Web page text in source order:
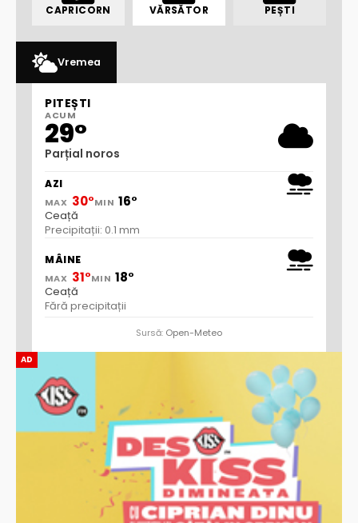
AD
CAPRICORN VĂRSĂTOR PEȘTI
Vremea
PITEȘTI
ACUM
29°
Parțial noros
AZI
MAX 30°MIN 16°
Ceață
Precipitații: 0.1 mm
MÂINE
MAX 31°MIN 18°
Ceață
Fără precipitații
Sursă: Open-Meteo